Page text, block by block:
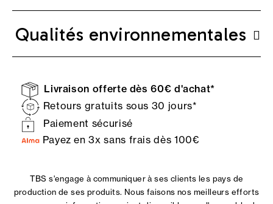
Qualités environnementales
Livraison offerte dès 60€ d'achat*
Retours gratuits sous 30 jours*
Paiement sécurisé
Payez en 3x sans frais dès 100€
TBS s'engage à communiquer à ses clients les pays de
production de ses produits. Nous faisons nos meilleurs efforts